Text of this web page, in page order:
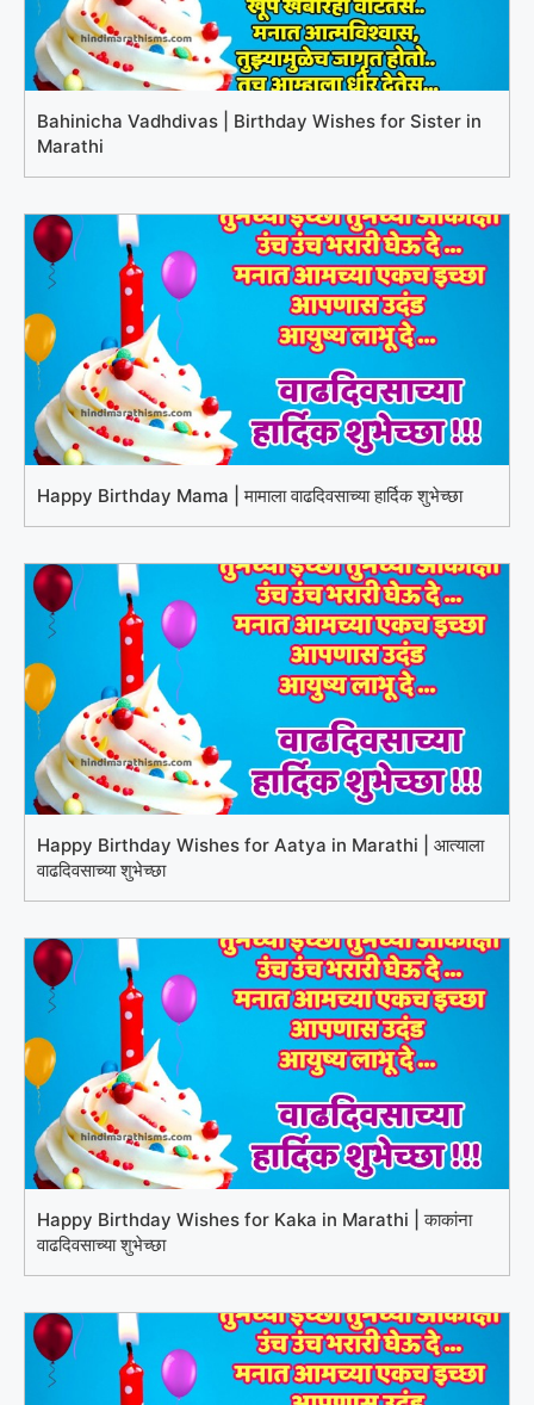
Bahinicha Vadhdivas | Birthday Wishes for Sister in
Marathi
Happy Birthday Mama | मामाला वाढदिवसाच्या हार्दिक शुभेच्छा
Happy Birthday Wishes for Aatya in Marathi | आत्याला
वाढदिवसाच्या शुभेच्छा
Happy Birthday Wishes for Kaka in Marathi | काकांना
वाढदिवसाच्या शुभेच्छा